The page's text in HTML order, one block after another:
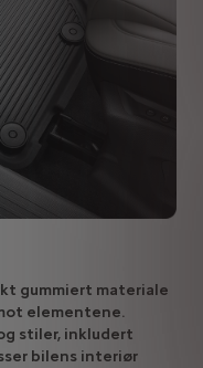
gummiert materiale
elementene.
stiler, inkludert
bilens interiør